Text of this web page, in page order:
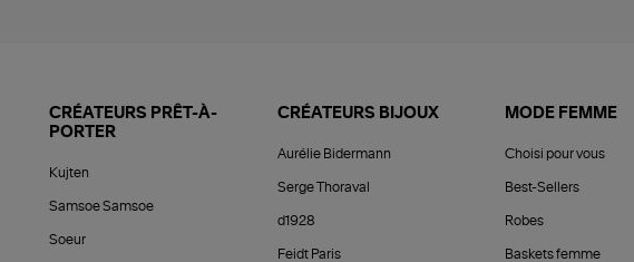
CRÉATEURS PRÊT-À-
PORTER
Kujten
Samsoe Samsoe
Soeur
CRÉATEURS BIJOUX
Aurélie Bidermann
Serge Thoraval
d1928
Feidt Paris
MODE FEMME
Choisi pour vous
Best-Sellers
Robes
Baskets femme